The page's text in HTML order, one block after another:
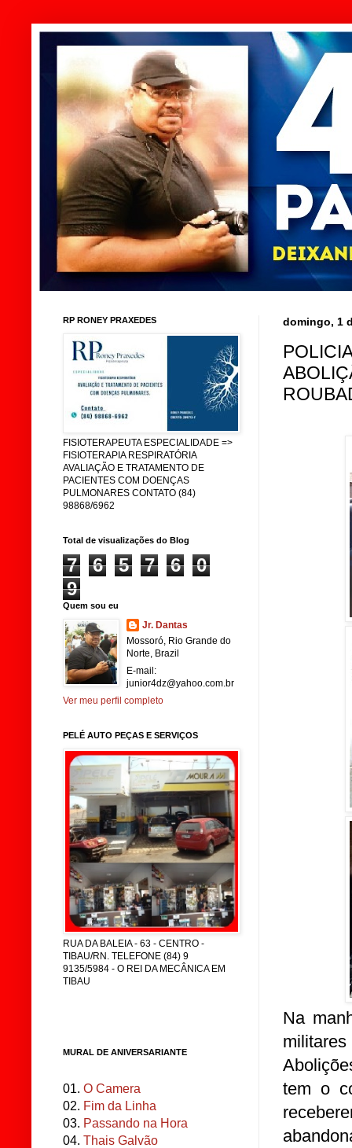
domingo, 1
Na
tem o
RP RONEY PRAXEDES
FISIOTERAPEUTA ESPECIALIDADE =>
FISIOTERAPIA RESPIRATÓRIA
AVALIAÇÃO E TRATAMENTO DE
PACIENTES COM DOENÇAS
PULMONARES CONTATO (84)
98868/6962
Total de visualizações do Blog
7 6 5 7 6
0
9
Quem sou eu
Jr. Dantas
Mossoró, Rio Grande do
Norte, Brazil
E-mail:
junior4dz@yahoo.com.br
Ver meu perfil completo
PELÉ AUTO PEÇAS E SERVIÇOS
RUA DA BALEIA - 63 - CENTRO -
TIBAU/RN. TELEFONE (84) 9
9135/5984 - O REI DA MECÂNICA EM
TIBAU
MURAL DE ANIVERSARIANTE
01. O Camera
02. Fim da Linha
03. Passando na Hora
04. Thais Galvão